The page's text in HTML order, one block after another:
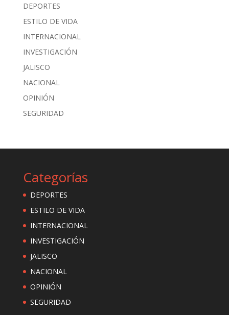
DEPORTES
ESTILO DE VIDA
INTERNACIONAL
INVESTIGACIÓN
JALISCO
NACIONAL
OPINIÓN
SEGURIDAD
Categorías
DEPORTES
ESTILO DE VIDA
INTERNACIONAL
INVESTIGACIÓN
JALISCO
NACIONAL
OPINIÓN
SEGURIDAD